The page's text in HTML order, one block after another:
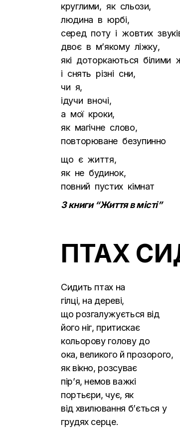
круглими, як сльози,
людина в юрбі,
серед поту і жовтих
двоє в м’якому ліжку,
які доторкаються білими
і снять різні сни,
чи я,
ідучи вночі,
а мої кроки,
як магічне слово,
повторюване безупинно
що є життя,
як не будинок,
повний пустих кімнат
З книги “Життя в місті”
ПТАХ
Сидить птах на
гілці, на дереві,
що розгалужується від
його ніг, притискає
кольорову голову до
ока, великого й прозорого,
як вікно, розсуває
пір’я, немов важкі
портьєри, чує, як
від хвилювання б’ється у
грудях серце.